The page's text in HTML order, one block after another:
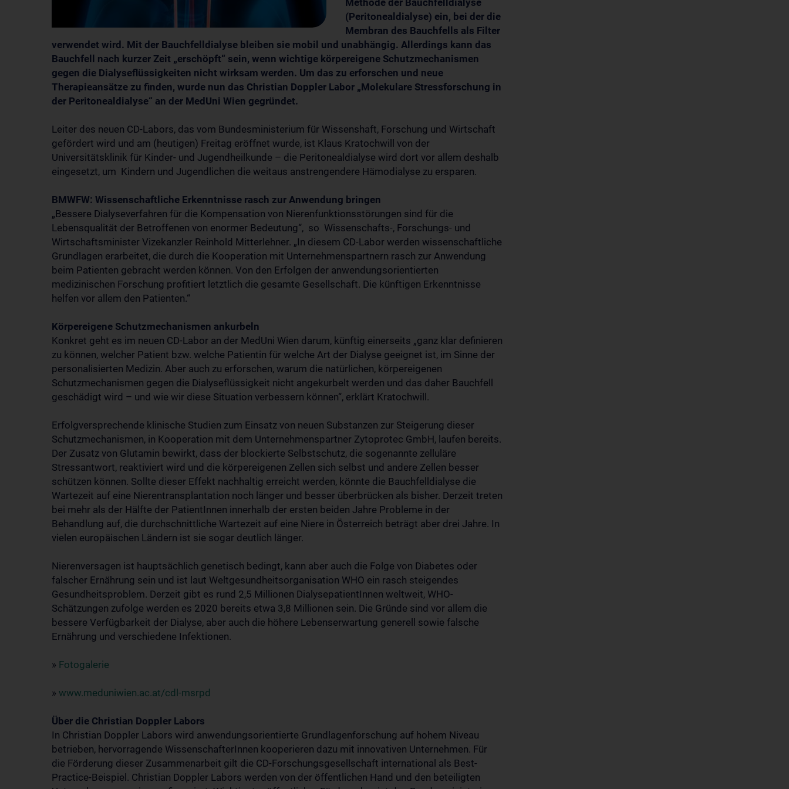
Methode der Bauchfelldialyse
(Peritonealdialyse) ein, bei der die
Membran des Bauchfells als Filter
verwendet wird. Mit der Bauchfelldialyse bleiben sie mobil und unabhängig. Allerdings kann das
Bauchfell nach kurzer Zeit „erschöpft“ sein, wenn wichtige körpereigene Schutzmechanismen
gegen die Dialyseflüssigkeiten nicht wirksam werden. Um das zu erforschen und neue
Therapieansätze zu finden, wurde nun das Christian Doppler Labor „Molekulare Stressforschung in
der Peritonealdialyse“ an der MedUni Wien gegründet.
Leiter des neuen CD-Labors, das vom Bundesministerium für Wissenshaft, Forschung und Wirtschaft
gefördert wird und am (heutigen) Freitag eröffnet wurde, ist Klaus Kratochwill von der
Universitätsklinik für Kinder- und Jugendheilkunde – die Peritonealdialyse wird dort vor allem deshalb
eingesetzt, um Kindern und Jugendlichen die weitaus anstrengendere Hämodialyse zu ersparen.
BMWFW: Wissenschaftliche Erkenntnisse rasch zur Anwendung bringen
„Bessere Dialyseverfahren für die Kompensation von Nierenfunktionsstörungen sind für die
Lebensqualität der Betroffenen von enormer Bedeutung“, so Wissenschafts-, Forschungs- und
Wirtschaftsminister Vizekanzler Reinhold Mitterlehner. „In diesem CD-Labor werden wissenschaftliche
Grundlagen erarbeitet, die durch die Kooperation mit Unternehmenspartnern rasch zur Anwendung
beim Patienten gebracht werden können. Von den Erfolgen der anwendungsorientierten
medizinischen Forschung profitiert letztlich die gesamte Gesellschaft. Die künftigen Erkenntnisse
helfen vor allem den Patienten.“
Körpereigene Schutzmechanismen ankurbeln
Konkret geht es im neuen CD-Labor an der MedUni Wien darum, künftig einerseits „ganz klar definieren
zu können, welcher Patient bzw. welche Patientin für welche Art der Dialyse geeignet ist, im Sinne der
personalisierten Medizin. Aber auch zu erforschen, warum die natürlichen, körpereigenen
Schutzmechanismen gegen die Dialyseflüssigkeit nicht angekurbelt werden und das daher Bauchfell
geschädigt wird – und wie wir diese Situation verbessern können“, erklärt Kratochwill.
Erfolgversprechende klinische Studien zum Einsatz von neuen Substanzen zur Steigerung dieser
Schutzmechanismen, in Kooperation mit dem Unternehmenspartner Zytoprotec GmbH, laufen bereits.
Der Zusatz von Glutamin bewirkt, dass der blockierte Selbstschutz, die sogenannte zelluläre
Stressantwort, reaktiviert wird und die körpereigenen Zellen sich selbst und andere Zellen besser
schützen können. Sollte dieser Effekt nachhaltig erreicht werden, könnte die Bauchfelldialyse die
Wartezeit auf eine Nierentransplantation noch länger und besser überbrücken als bisher. Derzeit treten
bei mehr als der Hälfte der PatientInnen innerhalb der ersten beiden Jahre Probleme in der
Behandlung auf, die durchschnittliche Wartezeit auf eine Niere in Österreich beträgt aber drei Jahre. In
vielen europäischen Ländern ist sie sogar deutlich länger.
Nierenversagen ist hauptsächlich genetisch bedingt, kann aber auch die Folge von Diabetes oder
falscher Ernährung sein und ist laut Weltgesundheitsorganisation WHO ein rasch steigendes
Gesundheitsproblem. Derzeit gibt es rund 2,5 Millionen DialysepatientInnen weltweit, WHO-
Schätzungen zufolge werden es 2020 bereits etwa 3,8 Millionen sein. Die Gründe sind vor allem die
bessere Verfügbarkeit der Dialyse, aber auch die höhere Lebenserwartung generell sowie falsche
Ernährung und verschiedene Infektionen.
» Fotogalerie
» www.meduniwien.ac.at/cdl-msrpd
Über die Christian Doppler Labors
In Christian Doppler Labors wird anwendungsorientierte Grundlagenforschung auf hohem Niveau
betrieben, hervorragende WissenschafterInnen kooperieren dazu mit innovativen Unternehmen. Für
die Förderung dieser Zusammenarbeit gilt die CD-Forschungsgesellschaft international als Best-
Practice-Beispiel. Christian Doppler Labors werden von der öffentlichen Hand und den beteiligten